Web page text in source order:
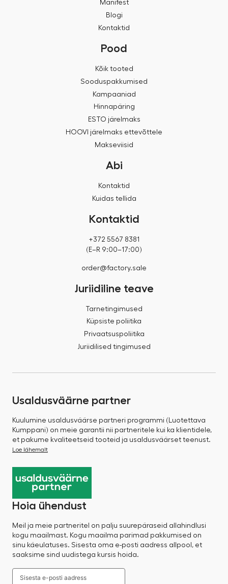
Manifest
Blogi
Kontaktid
Pood
Kõik tooted
Sooduspakkumised
Kampaaniad
Hinnapäring
ESTO järelmaks
HOOVI järelmaks ettevõttele
Makseviisid
Abi
Kontaktid
Kuidas tellida
Kontaktid
+372 5567 8381
(E–R 9:00–17:00)
order@factory.sale
Juriidiline teave
Tarnetingimused
Küpsiste poliitika
Privaatsuspoliitika
Juriidilised tingimused
Usaldusväärne partner
Kuulumine usaldusväärse partneri programmi (Luotettava
Kumppani) on meie garantii nii partneritele kui ka klientidele,
et pakume kvaliteetseid tooteid ja usaldusväärset teenust.
Loe lähemalt
Hoia ühendust
Meil ja meie partneritel on palju suurepäraseid allahindlusi
kogu maailmast. Kogu maailma parimad pakkumised on
sinu käeulatuses. Sisesta oma e-posti aadress allpool, et
saaksime sind uudistega kursis hoida.